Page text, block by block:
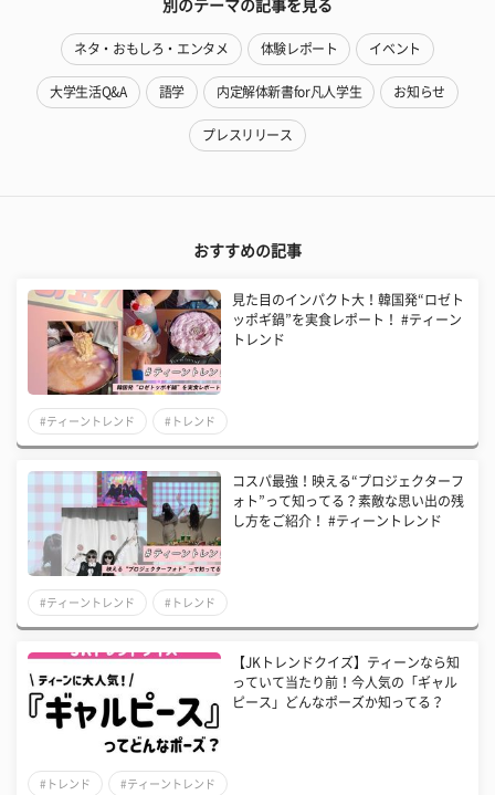
別のテーマの記事を見る
ネタ・おもしろ・エンタメ 体験レポート イベント
大学生活Q&A 語学 内定解体新書for凡人学生 お知らせ
プレスリリース
おすすめの記事
見た目のインパクト大！韓国発“ロゼト
ッポギ鍋”を実食レポート！ #ティーン
トレンド
#ティーントレンド #トレンド
コスパ最強！映える“プロジェクターフ
ォト”って知ってる？素敵な思い出の残
し方をご紹介！ #ティーントレンド
#ティーントレンド #トレンド
【JKトレンドクイズ】ティーンなら知
っていて当たり前！今人気の「ギャル
ピース」どんなポーズか知ってる？
#トレンド #ティーントレンド